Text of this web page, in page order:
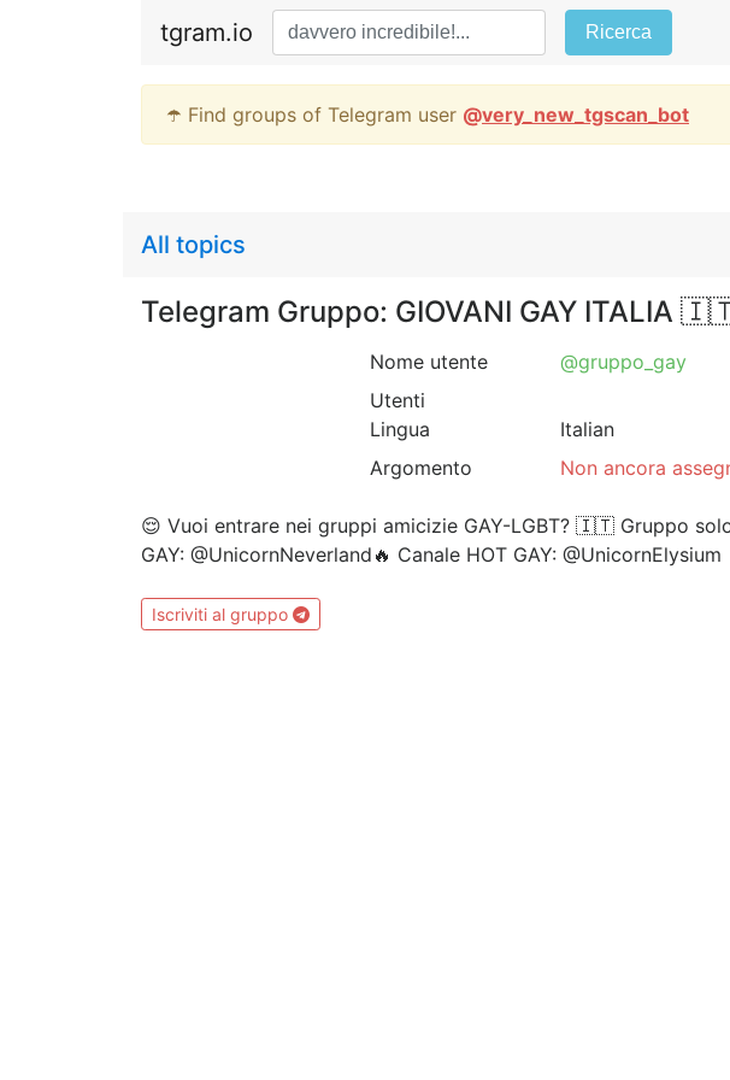
tgram.io Ricerca
☂️ Find groups of Telegram user @very_new_tgscan_bot
All topics
Telegram Gruppo: GIOVANI GAY ITALIA
Nome utente
@gruppo_gay
Utenti
Lingua
Italian
Argomento
Non ancora
😌 Vuoi entrare nei gruppi amicizie GAY-LGBT? 🇮🇹 Gruppo
GAY: @UnicornNeverland🔥 Canale HOT GAY: @UnicornElysium
Iscriviti al gruppo